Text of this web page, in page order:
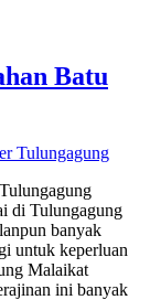
Batu
di Tulungagung
banyak
untuk keperluan
Malaikat
ini banyak